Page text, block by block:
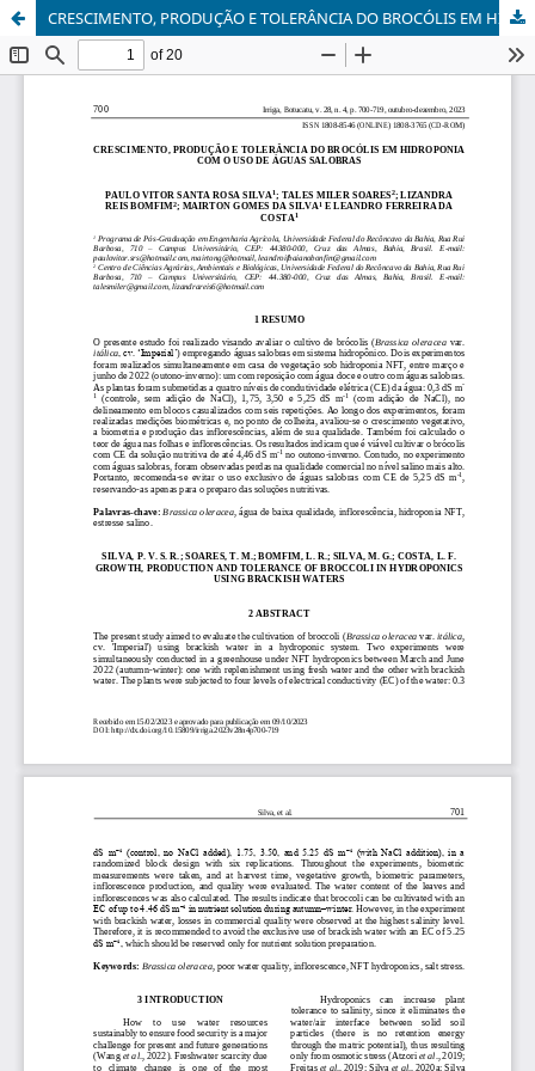
CRESCIMENTO, PRODUÇÃO E TOLERÂNCIA DO BROCÓLIS EM HIDROPONIA COM O USO DE ÁGUAS SALOBRAS